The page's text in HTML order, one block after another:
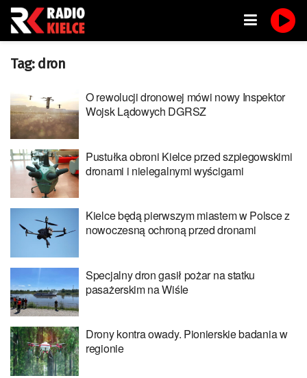
Tag: dron
O rewolucji dronowej mówi nowy Inspektor
Wojsk Lądowych DGRSZ
Pustułka obroni Kielce przed szpiegowskimi
dronami i nielegalnymi wyścigami
Kielce będą pierwszym miastem w Polsce z
nowoczesną ochroną przed dronami
Specjalny dron gasił pożar na statku
pasażerskim na Wiśle
Drony kontra owady. Pionierskie badania w
regionie